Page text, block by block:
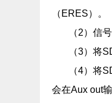
（ERES）。
（2）信
（3）将
（4）将
会在Aux out